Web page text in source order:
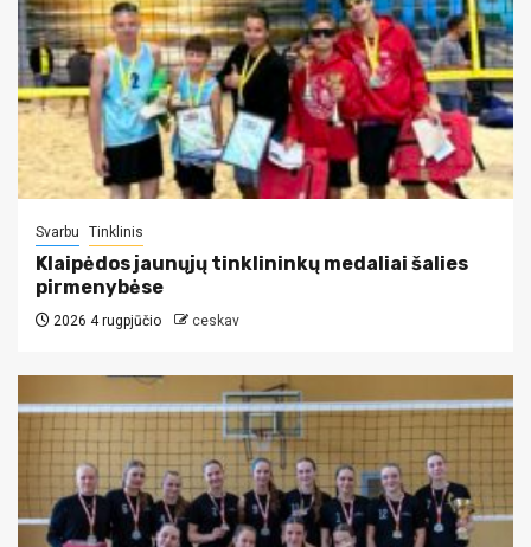
Svarbu Tinklinis
Klaipėdos jaunųjų tinklininkų medaliai šalies
pirmenybėse
2026 4 rugpjūčio ceskav